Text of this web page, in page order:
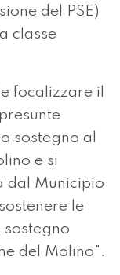
del PSE)
classe
focalizzare il
sostegno al
e si
dal Municipio
le
del Molino".